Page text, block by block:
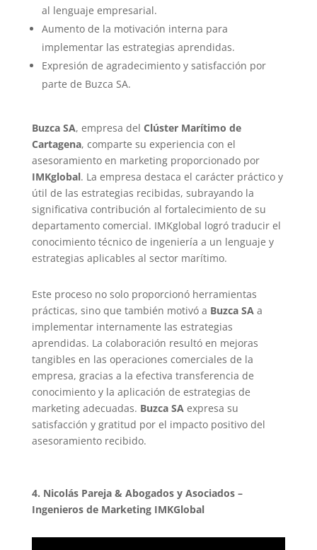
al lenguaje empresarial.
Aumento de la motivación interna para
implementar las estrategias aprendidas.
Expresión de agradecimiento y satisfacción por
parte de Buzca SA.
Buzca SA, empresa del Clúster Marítimo de
Cartagena, comparte su experiencia con el
asesoramiento en marketing proporcionado por
IMKglobal. La empresa destaca el carácter práctico y
útil de las estrategias recibidas, subrayando la
significativa contribución al fortalecimiento de su
departamento comercial. IMKglobal logró traducir el
conocimiento técnico de ingeniería a un lenguaje y
estrategias aplicables al sector marítimo.
Este proceso no solo proporcionó herramientas
prácticas, sino que también motivó a Buzca SAa
implementar internamente las estrategias
aprendidas. La colaboración resultó en mejoras
tangibles en las operaciones comerciales de la
empresa, gracias a la efectiva transferencia de
conocimiento y la aplicación de estrategias de
marketing adecuadas. Buzca SAexpresa su
satisfacción y gratitud por el impacto positivo del
asesoramiento recibido.
4. Nicolás Pareja & Abogados y Asociados –
Ingenieros de Marketing IMKGlobal